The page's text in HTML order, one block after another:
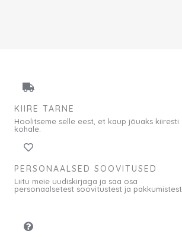
KIIRE TARNE
Hoolitseme selle eest, et kaup jõuaks kiiresti
kohale.
PERSONAALSED SOOVITUSED
Liitu meie uudiskirjaga ja saa osa
personaalsetest soovitustest ja pakkumistest